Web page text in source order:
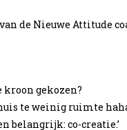
de Nieuwe Attitude
kroon gekozen?
te weinig ruimte
belangrijk: co-creatie.’